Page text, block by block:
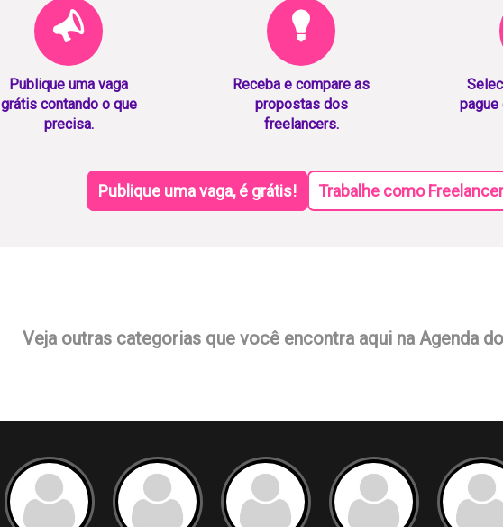
Publique uma vaga
grátis contando o que
precisa.
Receba e compare as
propostas dos
freelancers.
pague
Publique uma vaga, é grátis! Trabalhe como Freelancer
Veja outras categorias que você encontra aqui na Agenda